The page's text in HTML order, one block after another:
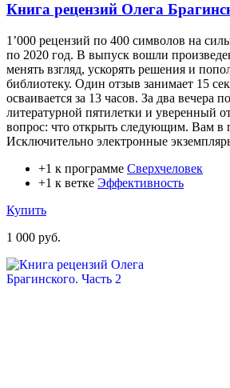
Книга рецензий Олега
1’000 рецензий по 400 символов на
по 2020 год. В выпуск вошли
менять взгляд, ускорять решения и
библиотеку. Один отзыв занимает 15
осваивается за 13 часов. За два вечера
литературной пятилетки и уверенный
вопрос: что открыть следующим. Вам в
Исключительно электронные
+1 к программе Сверхчеловек
+1 к ветке Эффективность
Купить
1 000 руб.